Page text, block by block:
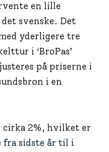
en lille
svenske. Det
yderligere tre
i ‘BroPas’
på priserne i
i en
2%, hvilket er
fra sidste år til i